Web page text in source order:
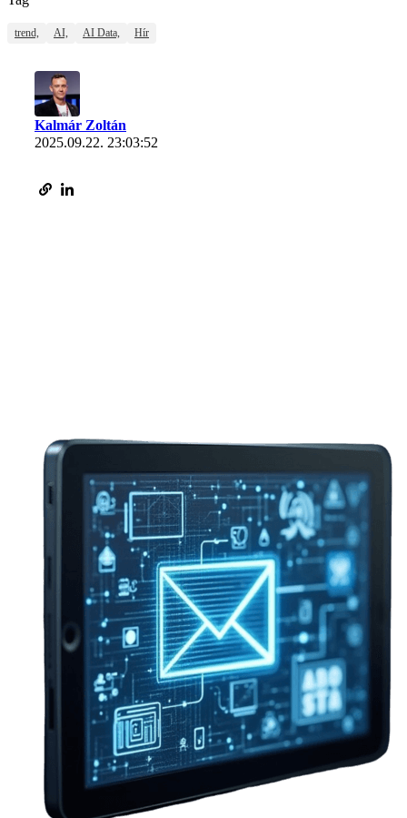
trend, AI, AI Data, Hír
Kalmár Zoltán
2025.09.22. 23:03:52